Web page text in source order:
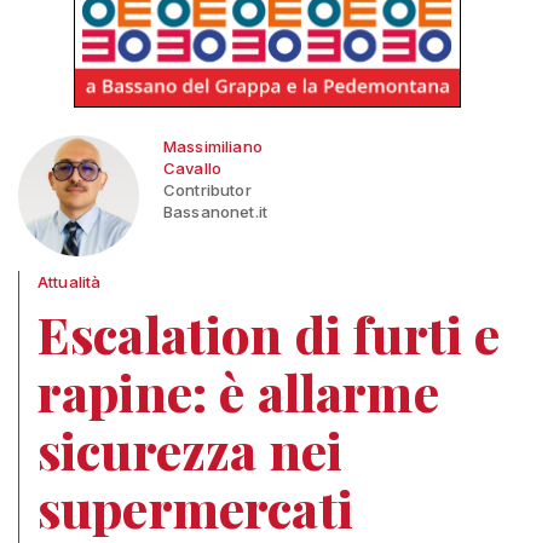
Massimiliano
Cavallo
Contributor
Bassanonet.it
Attualità
Escalation di furti e
rapine: è allarme
sicurezza nei
supermercati